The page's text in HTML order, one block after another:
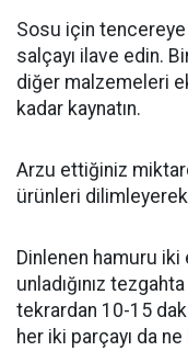
Sosu için tencereye
salçayı ilave edin.
diğer malzemeleri
kadar kaynatın.
Arzu ettiğiniz
ürünleri dilimleyerek
Dinlenen hamuru iki
unladığınız
tekrardan 10-15
her iki parçayı da